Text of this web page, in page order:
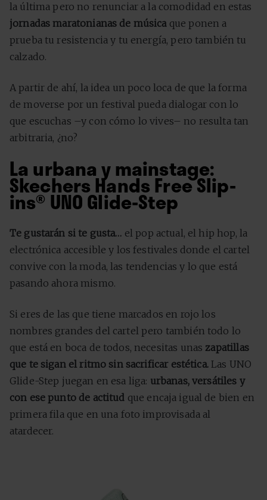
la última pero no renunciar a la comodidad en estas
jornadas maratonianas de músicaque ponen a
prueba tu resistencia y tu energía, pero también tu
calzado.
A partir de ahí, la idea un poco loca de que la forma
de moverse por un festival pueda dialogar con lo
que escuchas –y con cómo lo vives– no resulta tan
arbitraria, ¿no?
La urbana y mainstage:
Skechers Hands Free Slip-
ins® UNO Glide-Step
Te gustarán si te gusta… el pop actual, el hip hop, la
electrónica accesible y los festivales donde el cartel
convive con la moda, las tendencias y lo que está
pasando ahora mismo.
Si eres de las que tiene marcados en rojo los
nombres grandes del cartel pero también todo lo
que está en boca de todos, necesitas unas zapatillas
que te sigan el ritmo sin sacrificar estética.Las UNO
Glide-Step juegan en esa liga: urbanas, versátiles y
con ese punto de actitud que encaja igual de bien en
primera fila que en una foto improvisada al
atardecer.